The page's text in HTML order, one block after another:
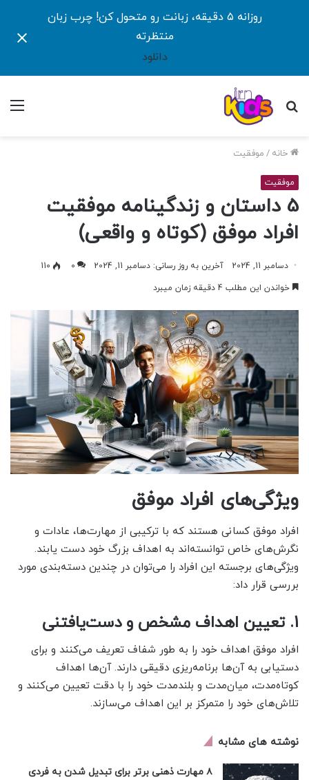
روزانه ۵ دقیقه، زبانت رو متحول کن! چرب زبان
منتظرته
دانلود
جستجو
خانه / موفقیت
موفقیت
5 داستان و زندگینامه موفقیت
افراد موفق (کوتاه و واقعی)
دسامبر 11, 2024 آخرین به روز رسانی: دسامبر 11, 2024 0
110
خواندن این مطلب 4 دقیقه زمان میبرد
ویژگی‌های افراد موفق
افراد موفق کسانی هستند که با ترکیبی از مهارت‌ها، عادات و
نگرش‌های خاص توانسته‌اند به اهداف بزرگ خود دست یابند.
ویژگی‌های برجسته این افراد را می‌توان در چندین دسته‌بندی مورد
بررسی قرار داد:
1. تعیین اهداف مشخص و دست‌یافتنی
افراد موفق اهداف خود را به طور شفاف تعریف می‌کنند و برای
دستیابی به آن‌ها برنامه‌ریزی دقیقی دارند. آن‌ها اهداف
کوتاه‌مدت، میان‌مدت و بلندمدت خود را با دقت تعیین می‌کنند و
تلاش‌های خود را متمرکز بر این اهداف می‌سازند.
نوشته های مشابه
۸ مهارت ذهنی برتر برای تبدیل شدن به فردی